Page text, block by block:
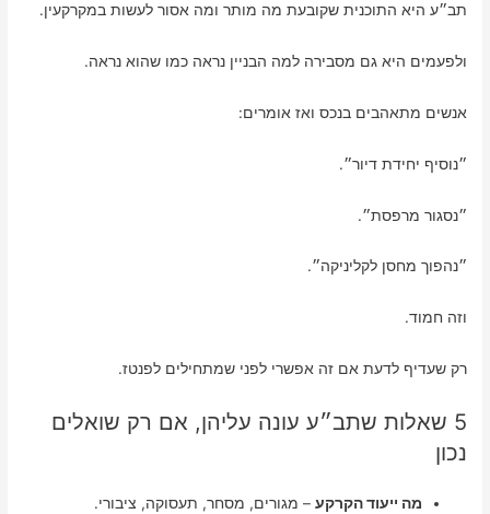
תב״ע היא התוכנית שקובעת מה מותר ומה אסור לעשות במקרקעין.
ולפעמים היא גם מסבירה למה הבניין נראה כמו שהוא נראה.
אנשים מתאהבים בנכס ואז אומרים:
״נוסיף יחידת דיור״.
״נסגור מרפסת״.
״נהפוך מחסן לקליניקה״.
וזה חמוד.
רק שעדיף לדעת אם זה אפשרי לפני שמתחילים לפנטז.
5 שאלות שתב״ע עונה עליהן, אם רק שואלים
נכון
מה ייעוד הקרקע – מגורים, מסחר, תעסוקה, ציבורי.